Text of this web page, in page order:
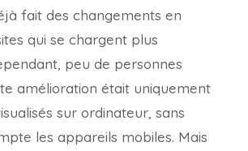
fait des changements en
qui se chargent plus
peu de personnes
amélioration était uniquement
sur ordinateur, sans
les appareils mobiles. Mais